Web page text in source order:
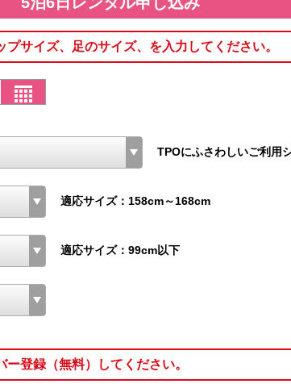
サイズ、足のサイズ、を入力してください。
TPOにふさわしいご利用
適応サイズ：158cm～168cm
適応サイズ：99cm以下
登録（無料）してください。